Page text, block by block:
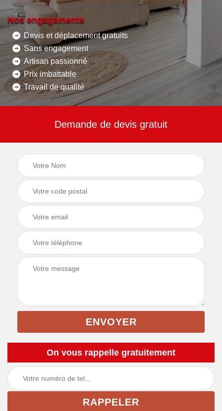
Nos engagements
Devis et déplacement gratuits
Sans engagement
Artisan passionné
Prix imbattable
Travail de qualité
Demande de devis gratuit
On vous rappelle gratuitement